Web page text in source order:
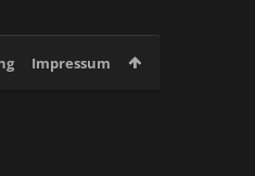
Impressum